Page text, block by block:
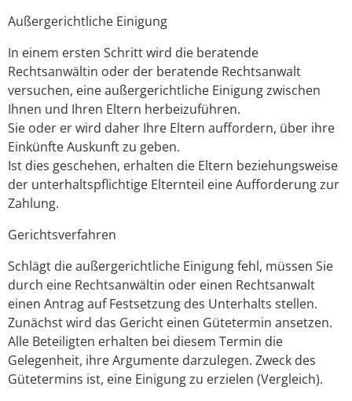
Außergerichtliche Einigung
In einem ersten Schritt wird die beratende
Rechtsanwältin oder der beratende Rechtsanwalt
versuchen, eine außergerichtliche Einigung zwischen
Ihnen und Ihren Eltern herbeizuführen.
Sie oder er wird daher Ihre Eltern auffordern, über ihre
Einkünfte Auskunft zu geben.
Ist dies geschehen, erhalten die Eltern beziehungsweise
der unterhaltspflichtige Elternteil eine Aufforderung zur
Zahlung.
Gerichtsverfahren
Schlägt die außergerichtliche Einigung fehl, müssen Sie
durch eine Rechtsanwältin oder einen Rechtsanwalt
einen Antrag auf Festsetzung des Unterhalts stellen.
Zunächst wird das Gericht einen Gütetermin ansetzen.
Alle Beteiligten erhalten bei diesem Termin die
Gelegenheit, ihre Argumente darzulegen. Zweck des
Gütetermins ist, eine Einigung zu erzielen (Vergleich).